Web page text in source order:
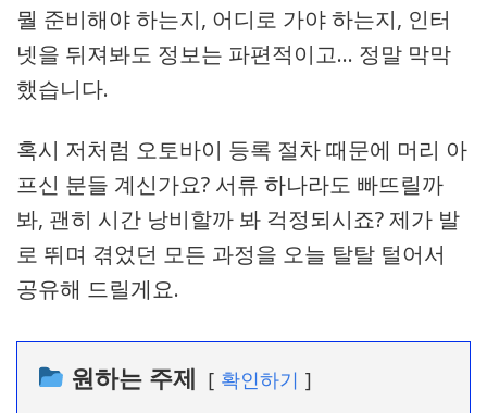
뭘 준비해야 하는지, 어디로 가야 하는지, 인터
넷을 뒤져봐도 정보는 파편적이고… 정말 막막
했습니다.
혹시 저처럼 오토바이 등록 절차 때문에 머리 아
프신 분들 계신가요? 서류 하나라도 빠뜨릴까
봐, 괜히 시간 낭비할까 봐 걱정되시죠? 제가 발
로 뛰며 겪었던 모든 과정을 오늘 탈탈 털어서
공유해 드릴게요.
원하는 주제 확인하기